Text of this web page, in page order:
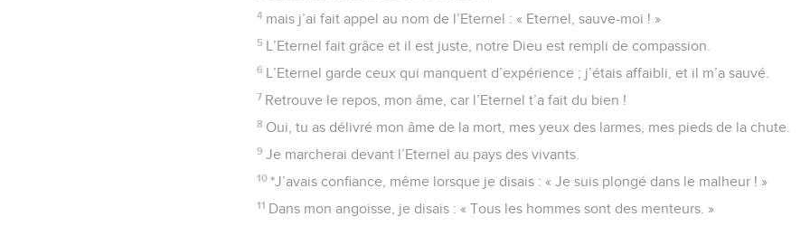
4 mais j’ai fait appel au nom de l’Eternel : « Eternel, sauve-moi ! »
5 L’Eternel fait grâce et il est juste, notre Dieu est rempli de compassion.
6 L’Eternel garde ceux qui manquent d’expérience ; j’étais affaibli, et il m’a sauvé.
7 Retrouve le repos, mon âme, car l’Eternel t’a fait du bien !
8 Oui, tu as délivré mon âme de la mort, mes yeux des larmes, mes pieds de la chute.
9 Je marcherai devant l’Eternel au pays des vivants.
10 *J’avais confiance, même lorsque je disais : « Je suis plongé dans le malheur ! »
11 Dans mon angoisse, je disais : « Tous les hommes sont des menteurs. »